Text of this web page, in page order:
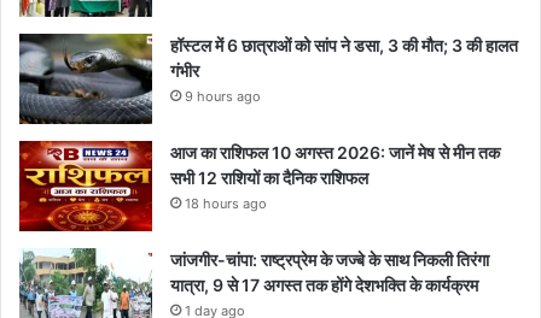
हॉस्टल में 6 छात्राओं को सांप ने डसा, 3 की मौत; 3 की हालत
गंभीर
9 hours ago
आज का राशिफल 10 अगस्त 2026: जानें मेष से मीन तक
सभी 12 राशियों का दैनिक राशिफल
18 hours ago
जांजगीर-चांपा: राष्ट्रप्रेम के जज्बे के साथ निकली तिरंगा
यात्रा, 9 से 17 अगस्त तक होंगे देशभक्ति के कार्यक्रम
1 day ago